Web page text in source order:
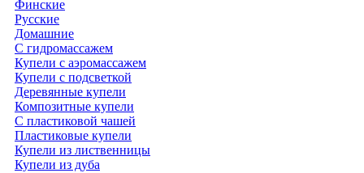
Финские
Русские
Домашние
С гидромассажем
Купели с аэромассажем
Купели с подсветкой
Деревянные купели
Композитные купели
С пластиковой чашей
Пластиковые купели
Купели из лиственницы
Купели из дуба